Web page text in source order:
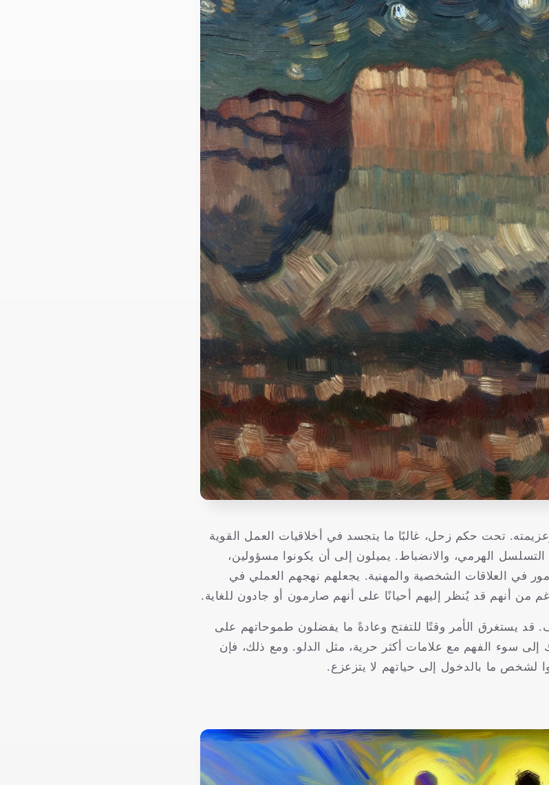
تحت حكم زحل، غالبًا ما يتجسد في أخلاقيات العمل القوية
التسلسل الهرمي، والانضباط. يميلون إلى أن يكونوا مسؤولين،
في العلاقات الشخصية والمهنية. يجعلهم نهجهم العملي في
من أنهم قد يُنظر إليهم أحيانًا على أنهم صارمون أو جادون للغاية.
قد يستغرق الأمر وقتًا للتفتح وعادةً ما يفضلون طموحاتهم على
إلى سوء الفهم مع علامات أكثر حرية، مثل الدلو. ومع ذلك، فإن
لشخص ما بالدخول إلى حياتهم لا يتزعزع.